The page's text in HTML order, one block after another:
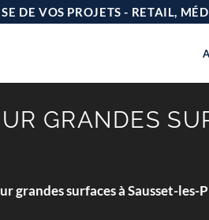
DE VOS PROJETS - RETAIL,
GRANDES
grandes surfaces à Sausset-les-